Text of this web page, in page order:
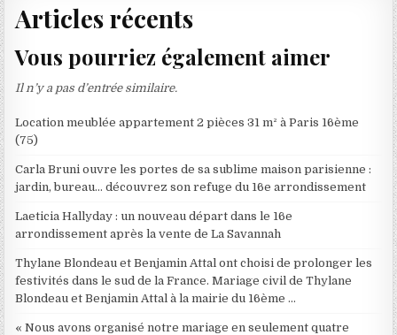
Articles récents
Vous pourriez également aimer
Il n’y a pas d’entrée similaire.
Location meublée appartement 2 pièces 31 m² à Paris 16ème
(75)
Carla Bruni ouvre les portes de sa sublime maison parisienne :
jardin, bureau… découvrez son refuge du 16e arrondissement
Laeticia Hallyday : un nouveau départ dans le 16e
arrondissement après la vente de La Savannah
Thylane Blondeau et Benjamin Attal ont choisi de prolonger les
festivités dans le sud de la France. Mariage civil de Thylane
Blondeau et Benjamin Attal à la mairie du 16ème …
« Nous avons organisé notre mariage en seulement quatre